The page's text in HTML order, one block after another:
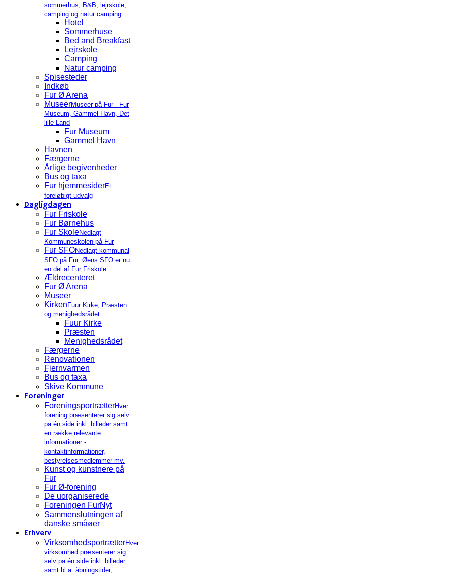
sommerhus, B&B, lejrskole,
camping og natur camping
Hotel
Sommerhuse
Bed and Breakfast
Lejrskole
Camping
Natur camping
Spisesteder
Indkøb
Fur Ø Arena
MuseerMuseer på Fur - Fur
Museum, Gammel Havn, Det
lille Land
Fur Museum
Gammel Havn
Havnen
Færgerne
Årlige begivenheder
Bus og taxa
Fur hjemmesiderEt
foreløbigt udvalg
Dagligdagen
Fur Friskole
Fur Børnehus
Fur SkoleNedlagt
Kommuneskolen på Fur
Fur SFONedlagt kommunal
SFO på Fur. Øens SFO er nu
en del af Fur Friskole
Ældrecenteret
Fur Ø Arena
Museer
Kirken Fuur Kirke, Præsten
og menighedsrådet
Fuur Kirke
Præsten
Menighedsrådet
Færgerne
Renovationen
Fjernvarmen
Bus og taxa
Skive Kommune
Foreninger
ForeningsportrætterHver
forening præsenterer sig selv
på én side inkl. billeder samt
en række relevante
informationer -
kontaktinformationer,
bestyrelsesmedlemmer mv.
Kunst og kunstnere på
Fur
Fur Ø-forening
De uorganiserede
Foreningen FurNyt
Sammenslutningen af
danske småøer
Erhverv
VirksomhedsportrætterHver
virksomhed præsenterer sig
selv på én side inkl. billeder
samt bl.a. åbningstider,